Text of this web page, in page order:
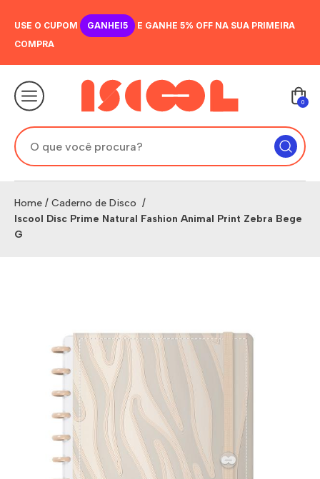
USE O CUPOM GANHEI5
E GANHE 5% OFF NA SUA PRIMEIRA
COMPRA
0
Home / Caderno de Disco /
Iscool Disc Prime Natural Fashion Animal Print Zebra Bege
G